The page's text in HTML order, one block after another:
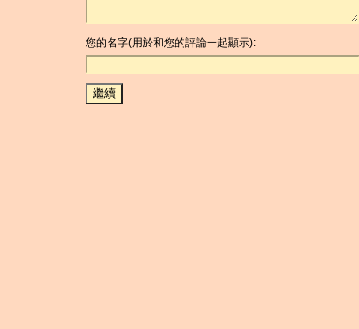
您的名字(用於和您的評論一起顯示):